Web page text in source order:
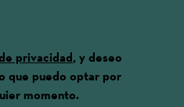
privacidad, y deseo
que puedo optar por
momento.